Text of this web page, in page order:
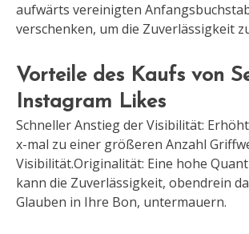
aufwärts vereinigten
verschenken, um die Zuverlässigkeit
Vorteile des Kaufs von
Instagram Likes
Schneller Anstieg der Visibilität:
x-mal zu einer größeren Anzahl
Visibilität.Originalität: Eine hohe
kann die Zuverlässigkeit, obendrein
Glauben in Ihre Bon, untermauern.